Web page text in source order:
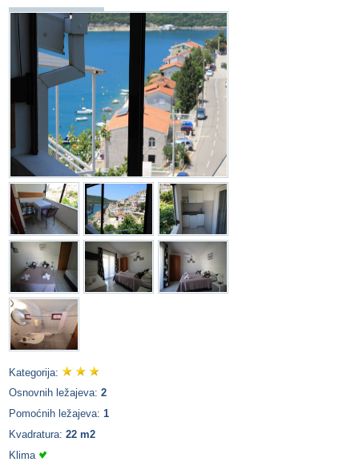
Kategorija:
Osnovnih ležajeva: 2
Pomoćnih ležajeva: 1
Kvadratura: 22 m2
Klima